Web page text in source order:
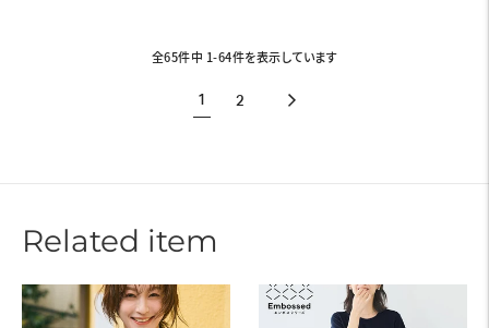
全65件中 1-64件を表示しています
1 2
Related item